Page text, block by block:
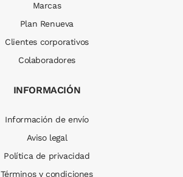
Marcas
Plan Renueva
Clientes corporativos
Colaboradores
INFORMACIÓN
Información de envío
Aviso legal
Política de privacidad
Términos y condiciones